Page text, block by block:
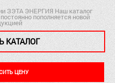
ЗЭТА ЭНЕРГИЯ Наш каталог
пополняется новой
КАТАЛОГ
ЦЕНУ